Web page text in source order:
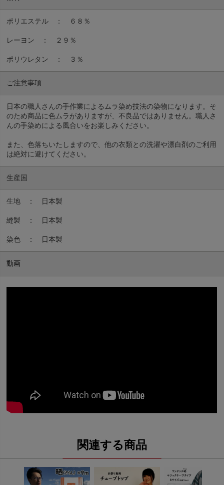
ポリエステル ： ６８％
レーヨン ： ２９％
ポリウレタン ： ３％
ご注意事項
日本の職人さんの手作業によるムラ染め技法の染物になります。そ
のため商品に色ムラがありますが、不良品ではありません。職人さ
んの手染めによる風合いをお楽しみください。
また、色落ちいたしますので、他の衣類との洗濯や漂白剤のご利用
は絶対に避けてください。
生産国
生地 ： 日本製
縫製 ： 日本製
染色 ： 日本製
関連する商品